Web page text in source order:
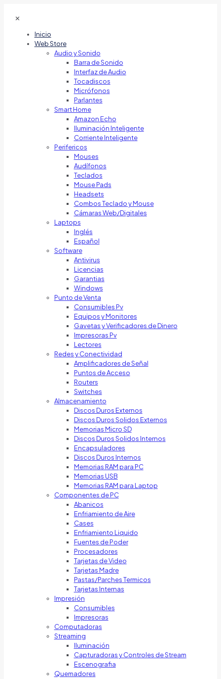
✕
Inicio
Web Store
Audio y Sonido
Barra de Sonido
Interfaz de Audio
Tocadiscos
Micrófonos
Parlantes
Smart Home
Amazon Echo
Iluminación Inteligente
Corriente Inteligente
Perifericos
Mouses
Audífonos
Teclados
Mouse Pads
Headsets
Combos Teclado y Mouse
Cámaras Web/Digitales
Laptops
Inglés
Español
Software
Antivirus
Licencias
Garantias
Windows
Punto de Venta
Consumibles Pv
Equipos y Monitores
Gavetas y Verificadores de Dinero
Impresoras Pv
Lectores
Redes y Conectividad
Amplificadores de Señal
Puntos de Acceso
Routers
Switches
Almacenamiento
Discos Duros Externos
Discos Duros Solidos Externos
Memorias Micro SD
Discos Duros Solidos Internos
Encapsuladores
Discos Duros Internos
Memorias RAM para PC
Memorias USB
Memorias RAM para Laptop
Componentes de PC
Abanicos
Enfriamiento de Aire
Cases
Enfriamiento Liquido
Fuentes de Poder
Procesadores
Tarjetas de Video
Tarjetas Madre
Pastas/Parches Termicos
Tarjetas Internas
Impresión
Consumibles
Impresoras
Computadoras
Streaming
Iluminación
Capturadoras y Controles de Stream
Escenografia
Quemadores